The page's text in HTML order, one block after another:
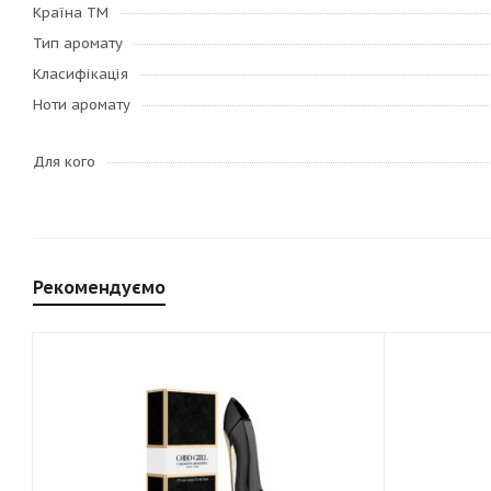
Країна ТМ
Тип аромату
Класифікація
Ноти аромату
Для кого
Рекомендуємо